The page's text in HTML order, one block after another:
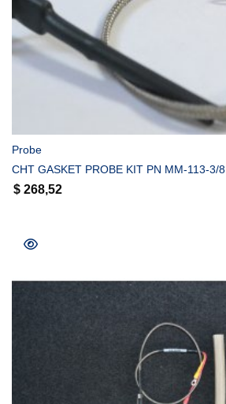
COMPRAR
Probe
CHT GASKET PROBE KIT PN MM-113-3/8
$ 268,52